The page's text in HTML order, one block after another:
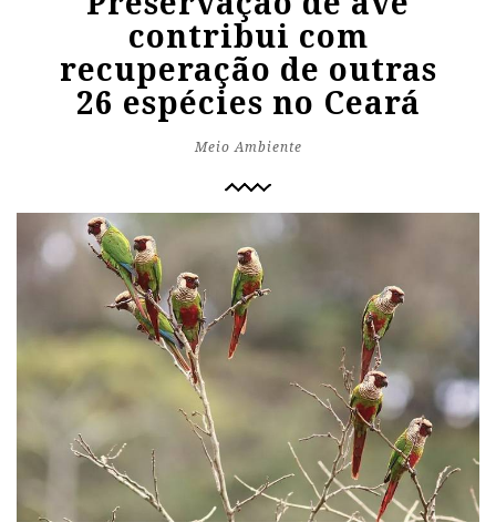
contribui com
recuperação de outras
26 espécies no Ceará
Meio Ambiente